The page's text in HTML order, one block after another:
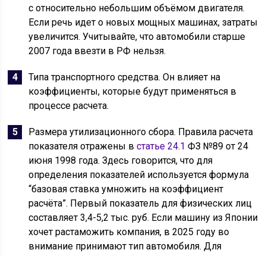
с относительно небольшим объёмом двигателя.
Если речь идет о новых мощных машинах, затраты
увеличится. Учитывайте, что автомобили старше
2007 года ввезти в РФ нельзя.
Типа транспортного средства. Он влияет на
коэффициенты, которые будут применяться в
процессе расчета.
Размера утилизационного сбора. Правила расчета
показателя отражены встатье 24.1 ФЗ №89 от 24
июня 1998 года. Здесь говорится, что для
определения показателей используется формула
“базовая ставка умножить на коэффициент
расчёта”. Первый показатель для физических лиц
составляет 3,4-5,2 тыс. руб. Если машину из Японии
хочет растаможить компания, в 2025 году во
внимание принимают тип автомобиля. Для